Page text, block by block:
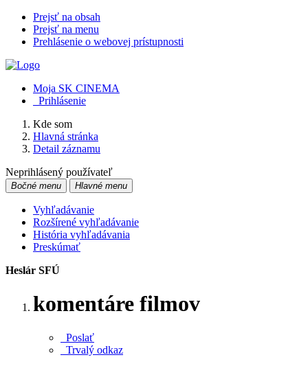
Prejsť na obsah
Prejsť na menu
Prehlásenie o webovej prístupnosti
Moja SK CINEMA
Prihlásenie
Kde som
Hlavná stránka
Detail záznamu
Neprihlásený používateľ
Bočné menu Hlavné menu
Vyhľadávanie
Rozšírené vyhľadávanie
História vyhľadávania
Preskúmať
Heslár SFÚ
komentáre filmov
Poslať
Trvalý odkaz